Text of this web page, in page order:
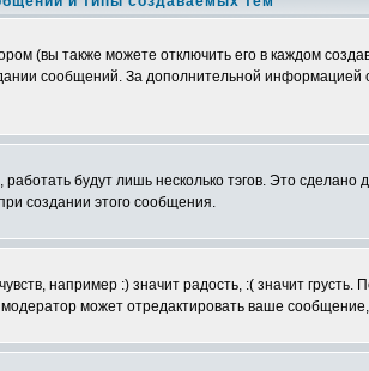
(вы также можете отключить его в каждом
сообщений. За дополнительной информацией
будут лишь несколько тэгов. Это сделано
создании этого сообщения.
например :) значит радость, :( значит
может отредактировать ваше